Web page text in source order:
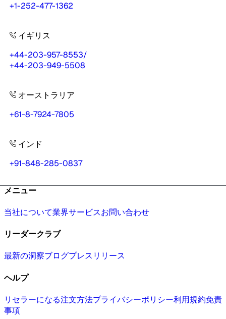
+1-252-477-1362
イギリス
+44-203-957-8553/
+44-203-949-5508
オーストラリア
+61-8-7924-7805
インド
+91-848-285-0837
メニュー
当社について業界サービスお問い合わせ
リーダークラブ
最新の洞察ブログプレスリリース
ヘルプ
リセラーになる注文方法プライバシーポリシー利用規約免責
事項